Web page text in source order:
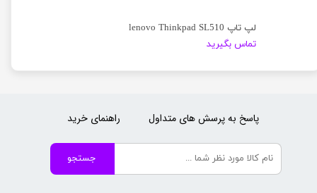
لپ تاپ lenovo Thinkpad SL510
تماس بگیرید
جستجو
راهنمای خرید پاسخ به پرسش های متداول